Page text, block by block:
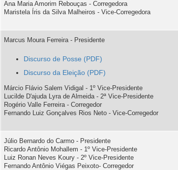
Ana Maria Amorim Rebouças - Corregedora
Maristela Íris da Silva Malheiros - Vice-Corregedora
Marcus Moura Ferreira - Presidente
Discurso de Posse
Discurso da Eleição
Márcio Flávio Salem Vidigal - 1º Vice-Presidente
Lucilde D'ajuda Lyra de Almeida - 2ª Vice-Presidente
Rogério Valle Ferreira - Corregedor
Fernando Luiz Gonçalves Rios Neto - Vice-Corregedor
Júlio Bernardo do Carmo - Presidente
Ricardo Antônio Mohallem - 1º Vice-Presidente
Luiz Ronan Neves Koury - 2º Vice-Presidente
Fernando Antônio Viégas Peixoto- Corregedor